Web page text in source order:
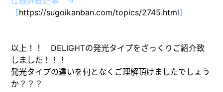
【https://sugoikanban.com/topics/2745.html】
以上！！ DELIGHTの発光タイプをざっくりご紹介致
しました！！！
発光タイプの違いを何となくご理解頂けましたでしょう
か？？？